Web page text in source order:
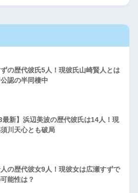
の歴代彼氏5人！現彼氏山崎賢人とは
認の半同棲中
最新】浜辺美波の歴代彼氏は14人！現
川天心とも破局
の歴代彼女9人！現彼女は広瀬すずで
能性は？